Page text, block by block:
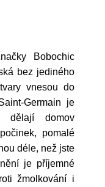
Bobochic
bez jediného
vnesou do
Germain je
dělají domov
pomalé
déle, než jste
je příjemné
žmolkování i